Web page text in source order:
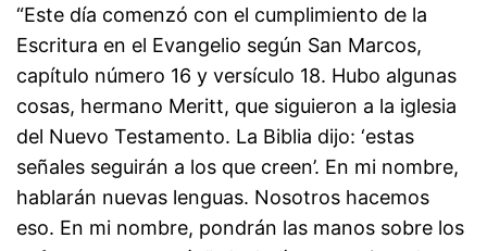
“Este día comenzó con el cumplimiento de la
Escritura en el Evangelio según San Marcos,
capítulo número 16 y versículo 18. Hubo algunas
cosas, hermano Meritt, que siguieron a la iglesia
del Nuevo Testamento. La Biblia dijo: ‘estas
señales seguirán a los que creen’. En mi nombre,
hablarán nuevas lenguas. Nosotros hacemos
eso. En mi nombre, pondrán las manos sobre los